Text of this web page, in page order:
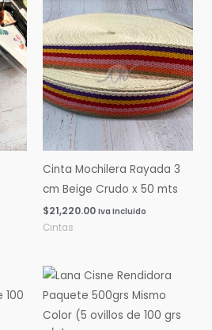
Cinta Mochilera Rayada 3
cm Beige Crudo x 50 mts
$21,220.00 Iva Incluido
Cintas
Rango
de
precios:
desde
$0.00